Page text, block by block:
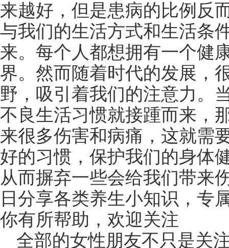
来越好，但是患病的比例反
与我们的生活方式和生活条
来。每个人都想拥有一个健
界。然而随着时代的发展，
野，吸引着我们的注意力。
不良生活习惯就接踵而来，
来很多伤害和病痛，这就需
好的习惯，保护我们的身体
从而摒弃一些会给我们带来
日分享各类养生小知识，专
你有所帮助，欢迎关注
全部的女性朋友不只是关